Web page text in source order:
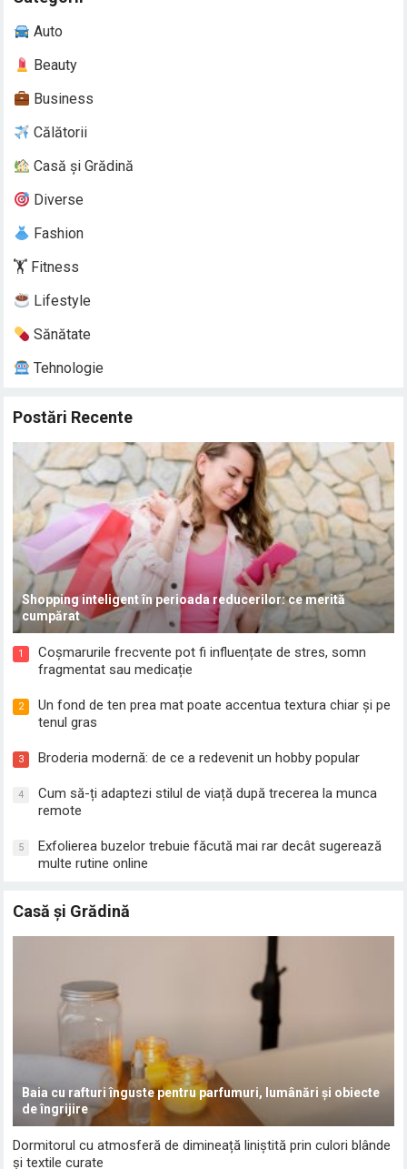
Auto
Beauty
Business
Călătorii
Casă și Grădină
Diverse
Fashion
🏋️ Fitness
Lifestyle
Sănătate
Tehnologie
Postări Recente
Shopping inteligent în perioada reducerilor: ce merită
cumpărat
1
Coșmarurile frecvente pot fi influențate de stres, somn
fragmentat sau medicație
2
Un fond de ten prea mat poate accentua textura chiar și pe
tenul gras
3 Broderia modernă: de ce a redevenit un hobby popular
4
Cum să-ți adaptezi stilul de viață după trecerea la munca
remote
5
Exfolierea buzelor trebuie făcută mai rar decât sugerează
multe rutine online
Casă și Grădină
Baia cu rafturi înguste pentru parfumuri, lumânări și obiecte
de îngrijire
Dormitorul cu atmosferă de dimineață liniștită prin culori blânde
și textile curate